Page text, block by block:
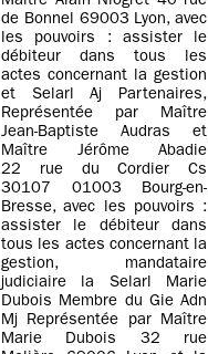
de Bonnel 69003 Lyon, avec
les pouvoirs : assister le
débiteur dans tous les
actes concernant la gestion
et Selarl Aj Partenaires,
Représentée par Maître
Jean-Baptiste Audras et
Maître Jérôme Abadie
22 rue du Cordier Cs
30107 01003 Bourg-en-
Bresse, avec les pouvoirs :
assister le débiteur dans
tous les actes concernant la
gestion, mandataire
judiciaire la Selarl Marie
Dubois Membre du Gie Adn
Mj Représentée par Maître
Marie Dubois 32 rue